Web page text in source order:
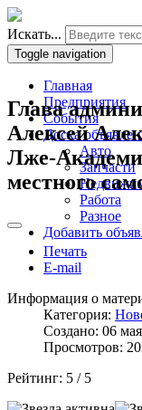
Искать...
Toggle navigation
Главная
Предприятия
События
Доска
Авто
Запчасти
Работа
Разное
Добавить
Глава
Алексей
Лже-
местного
Печать
E-mail
Информация о
Категория:
Создано: 06
Просмотров:
Рейтинг: 5 / 5